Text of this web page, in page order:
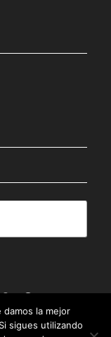
| Política de
damos la mejor
sigues utilizando